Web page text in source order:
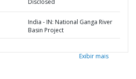
Disclosed
India - IN: National Ganga River
Basin Project
Exibir mais